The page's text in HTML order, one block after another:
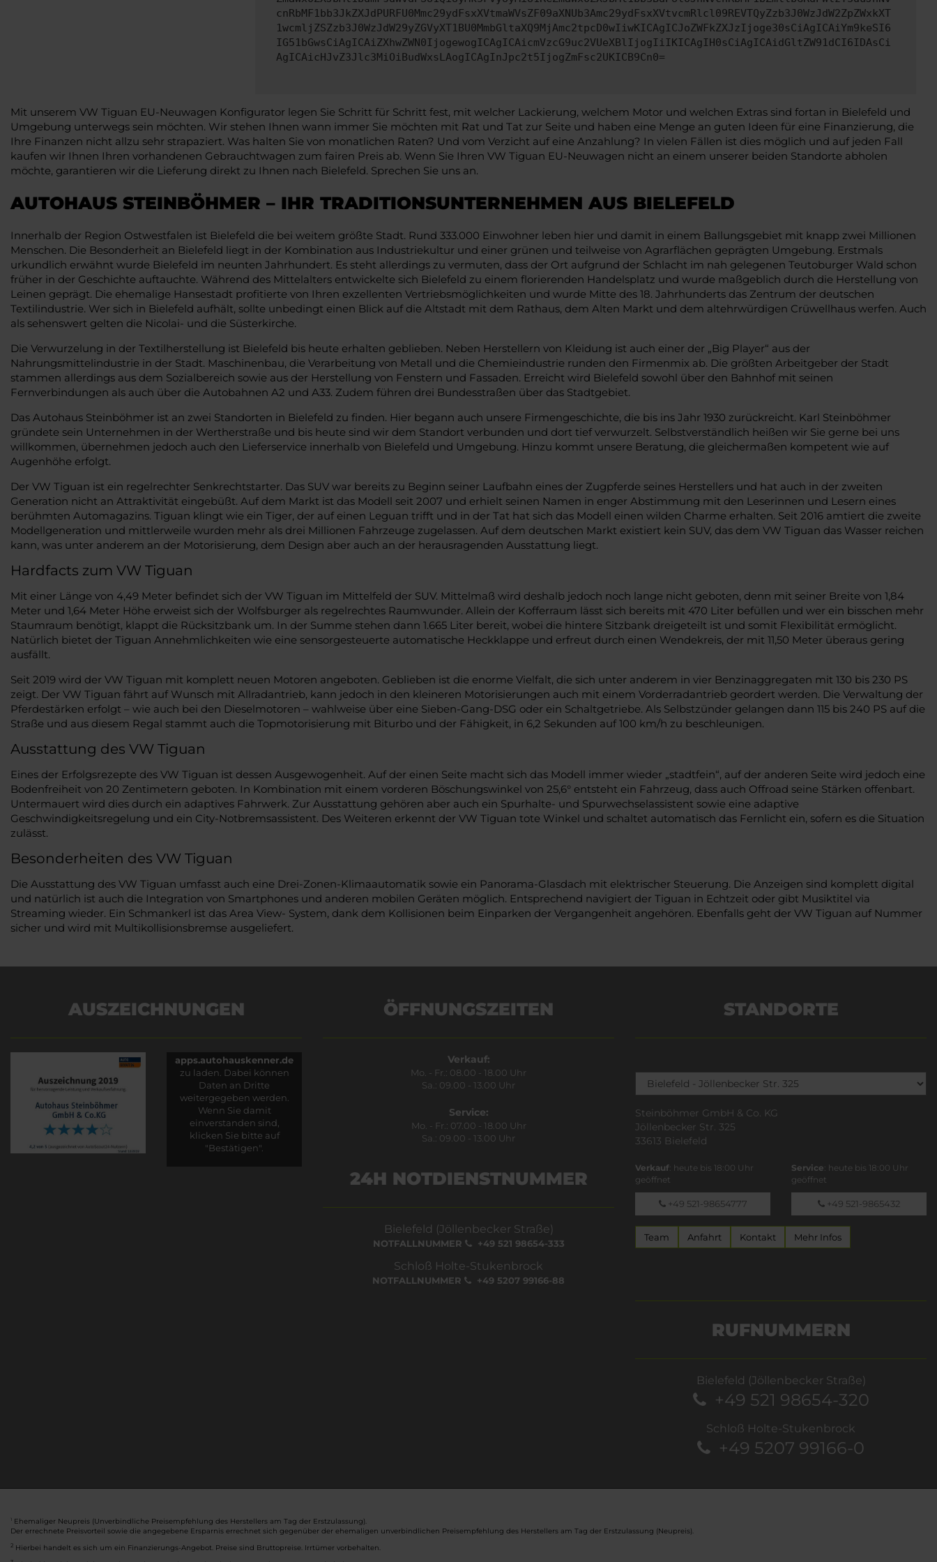
cnRbMF1bb3JkZXJdPURFU0Mmc29ydFsxXVtmaWVsZF09aXNUb3Amc29ydFsxXVtvcmRlcl09REVTQyZzb3J0WzJdW2ZpZWxkXT
1wcmljZSZzb3J0WzJdW29yZGVyXT1BU0MmbGltaXQ9MjAmc2tpcD0wIiwKICAgICJoZWFkZXJzIjoge30sCiAgICAiYm9keSI6
IG51bGwsCiAgICAiZXhwZWN0IjogewogICAgICAicmVzcG9uc2VUeXBlIjogIiIKICAgIH0sCiAgICAidGltZW91dCI6IDAsCi
AgICAicHJvZ3Jlc3MiOiBudWxsLAogICAgInJpc2t5IjogZmFsc2UKICB9Cn0=
Mit unserem VW Tiguan EU-Neuwagen Konfigurator legen Sie Schritt für Schritt fest, mit welcher Lackierung, welchem Motor und welchen Extras sind fortan in Bielefeld und
Umgebung unterwegs sein möchten. Wir stehen Ihnen wann immer Sie möchten mit Rat und Tat zur Seite und haben eine Menge an guten Ideen für eine Finanzierung, die
Ihre Finanzen nicht allzu sehr strapaziert. Was halten Sie von monatlichen Raten? Und vom Verzicht auf eine Anzahlung? In vielen Fällen ist dies möglich und auf jeden Fall
kaufen wir Ihnen Ihren vorhandenen Gebrauchtwagen zum fairen Preis ab. Wenn Sie Ihren VW Tiguan EU-Neuwagen nicht an einem unserer beiden Standorte abholen
möchte, garantieren wir die Lieferung direkt zu Ihnen nach Bielefeld. Sprechen Sie uns an.
AUTOHAUS STEINBÖHMER – IHR TRADITIONSUNTERNEHMEN AUS BIELEFELD
Innerhalb der Region Ostwestfalen ist Bielefeld die bei weitem größte Stadt. Rund 333.000 Einwohner leben hier und damit in einem Ballungsgebiet mit knapp zwei Millionen
Menschen. Die Besonderheit an Bielefeld liegt in der Kombination aus Industriekultur und einer grünen und teilweise von Agrarflächen geprägten Umgebung. Erstmals
urkundlich erwähnt wurde Bielefeld im neunten Jahrhundert. Es steht allerdings zu vermuten, dass der Ort aufgrund der Schlacht im nah gelegenen Teutoburger Wald schon
früher in der Geschichte auftauchte. Während des Mittelalters entwickelte sich Bielefeld zu einem florierenden Handelsplatz und wurde maßgeblich durch die Herstellung von
Leinen geprägt. Die ehemalige Hansestadt profitierte von Ihren exzellenten Vertriebsmöglichkeiten und wurde Mitte des 18. Jahrhunderts das Zentrum der deutschen
Textilindustrie. Wer sich in Bielefeld aufhält, sollte unbedingt einen Blick auf die Altstadt mit dem Rathaus, dem Alten Markt und dem altehrwürdigen Crüwellhaus werfen. Auch
als sehenswert gelten die Nicolai- und die Süsterkirche.
Die Verwurzelung in der Textilherstellung ist Bielefeld bis heute erhalten geblieben. Neben Herstellern von Kleidung ist auch einer der „Big Player“ aus der
Nahrungsmittelindustrie in der Stadt. Maschinenbau, die Verarbeitung von Metall und die Chemieindustrie runden den Firmenmix ab. Die größten Arbeitgeber der Stadt
stammen allerdings aus dem Sozialbereich sowie aus der Herstellung von Fenstern und Fassaden. Erreicht wird Bielefeld sowohl über den Bahnhof mit seinen
Fernverbindungen als auch über die Autobahnen A2 und A33. Zudem führen drei Bundesstraßen über das Stadtgebiet.
Das Autohaus Steinböhmer ist an zwei Standorten in Bielefeld zu finden. Hier begann auch unsere Firmengeschichte, die bis ins Jahr 1930 zurückreicht. Karl Steinböhmer
gründete sein Unternehmen in der Wertherstraße und bis heute sind wir dem Standort verbunden und dort tief verwurzelt. Selbstverständlich heißen wir Sie gerne bei uns
willkommen, übernehmen jedoch auch den Lieferservice innerhalb von Bielefeld und Umgebung. Hinzu kommt unsere Beratung, die gleichermaßen kompetent wie auf
Augenhöhe erfolgt.
Der VW Tiguan ist ein regelrechter Senkrechtstarter. Das SUV war bereits zu Beginn seiner Laufbahn eines der Zugpferde seines Herstellers und hat auch in der zweiten
Generation nicht an Attraktivität eingebüßt. Auf dem Markt ist das Modell seit 2007 und erhielt seinen Namen in enger Abstimmung mit den Leserinnen und Lesern eines
berühmten Automagazins. Tiguan klingt wie ein Tiger, der auf einen Leguan trifft und in der Tat hat sich das Modell einen wilden Charme erhalten. Seit 2016 amtiert die zweite
Modellgeneration und mittlerweile wurden mehr als drei Millionen Fahrzeuge zugelassen. Auf dem deutschen Markt existiert kein SUV, das dem VW Tiguan das Wasser reichen
kann, was unter anderem an der Motorisierung, dem Design aber auch an der herausragenden Ausstattung liegt.
Hardfacts zum VW Tiguan
Mit einer Länge von 4,49 Meter befindet sich der VW Tiguan im Mittelfeld der SUV. Mittelmaß wird deshalb jedoch noch lange nicht geboten, denn mit seiner Breite von 1,84
Meter und 1,64 Meter Höhe erweist sich der Wolfsburger als regelrechtes Raumwunder. Allein der Kofferraum lässt sich bereits mit 470 Liter befüllen und wer ein bisschen mehr
Staumraum benötigt, klappt die Rücksitzbank um. In der Summe stehen dann 1.665 Liter bereit, wobei die hintere Sitzbank dreigeteilt ist und somit Flexibilität ermöglicht.
Natürlich bietet der Tiguan Annehmlichkeiten wie eine sensorgesteuerte automatische Heckklappe und erfreut durch einen Wendekreis, der mit 11,50 Meter überaus gering
ausfällt.
Seit 2019 wird der VW Tiguan mit komplett neuen Motoren angeboten. Geblieben ist die enorme Vielfalt, die sich unter anderem in vier Benzinaggregaten mit 130 bis 230 PS
zeigt. Der VW Tiguan fährt auf Wunsch mit Allradantrieb, kann jedoch in den kleineren Motorisierungen auch mit einem Vorderradantrieb geordert werden. Die Verwaltung der
Pferdestärken erfolgt – wie auch bei den Dieselmotoren – wahlweise über eine Sieben-Gang-DSG oder ein Schaltgetriebe. Als Selbstzünder gelangen dann 115 bis 240 PS auf die
Straße und aus diesem Regal stammt auch die Topmotorisierung mit Biturbo und der Fähigkeit, in 6,2 Sekunden auf 100 km/h zu beschleunigen.
Ausstattung des VW Tiguan
Eines der Erfolgsrezepte des VW Tiguan ist dessen Ausgewogenheit. Auf der einen Seite macht sich das Modell immer wieder „stadtfein“, auf der anderen Seite wird jedoch eine
Bodenfreiheit von 20 Zentimetern geboten. In Kombination mit einem vorderen Böschungswinkel von 25,6° entsteht ein Fahrzeug, dass auch Offroad seine Stärken offenbart.
Untermauert wird dies durch ein adaptives Fahrwerk. Zur Ausstattung gehören aber auch ein Spurhalte- und Spurwechselassistent sowie eine adaptive
Geschwindigkeitsregelung und ein City-Notbremsassistent. Des Weiteren erkennt der VW Tiguan tote Winkel und schaltet automatisch das Fernlicht ein, sofern es die Situation
zulässt.
Besonderheiten des VW Tiguan
Die Ausstattung des VW Tiguan umfasst auch eine Drei-Zonen-Klimaautomatik sowie ein Panorama-Glasdach mit elektrischer Steuerung. Die Anzeigen sind komplett digital
und natürlich ist auch die Integration von Smartphones und anderen mobilen Geräten möglich. Entsprechend navigiert der Tiguan in Echtzeit oder gibt Musiktitel via
Streaming wieder. Ein Schmankerl ist das Area View- System, dank dem Kollisionen beim Einparken der Vergangenheit angehören. Ebenfalls geht der VW Tiguan auf Nummer
sicher und wird mit Multikollisionsbremse ausgeliefert.
AUSZEICHNUNGEN
apps.autohauskenner.de
zu laden. Dabei können
Daten an Dritte
weitergegeben werden.
Wenn Sie damit
einverstanden sind,
klicken Sie bitte auf
"Bestätigen".
ÖFFNUNGSZEITEN
Verkauf:
Mo. - Fr.: 08.00 - 18.00 Uhr
Sa.: 09.00 - 13.00 Uhr
Service:
Mo. - Fr.: 07.00 - 18.00 Uhr
Sa.: 09.00 - 13.00 Uhr
24H NOTDIENSTNUMMER
Bielefeld (Jöllenbecker Straße)
NOTFALLNUMMER +49 521 98654-333
Schloß Holte-Stukenbrock
NOTFALLNUMMER +49 5207 99166-88
STANDORTE
Steinböhmer GmbH & Co. KG
Jöllenbecker Str. 325
33613 Bielefeld
Verkauf: heute bis 18:00 Uhr
geöffnet
+49 521-98654777
Service: heute bis 18:00 Uhr
geöffnet
+49 521-9865432
Team Anfahrt Kontakt Mehr Infos
RUFNUMMERN
Bielefeld (Jöllenbecker Straße)
+49 521 98654-320
Schloß Holte-Stukenbrock
+49 5207 99166-0
1 Ehemaliger Neupreis (Unverbindliche Preisempfehlung des Herstellers am Tag der Erstzulassung).
Der errechnete Preisvorteil sowie die angegebene Ersparnis errechnet sich gegenüber der ehemaligen unverbindlichen Preisempfehlung des Herstellers am Tag der Erstzulassung (Neupreis).
2 Hierbei handelt es sich um ein Finanzierungs-Angebot. Preise sind Bruttopreise. Irrtümer vorbehalten.